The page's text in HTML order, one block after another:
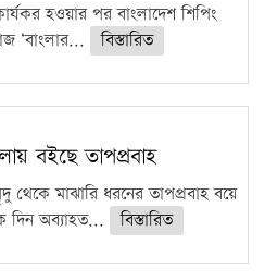
হওয়ার পর বাংলাদেশ শিপিং
‘বাংলার...
বিস্তারিত
বইছে তাপপ্রবাহ
মাঝারি ধরনের তাপপ্রবাহ বয়ে
দিন অব্যাহত...
বিস্তারিত